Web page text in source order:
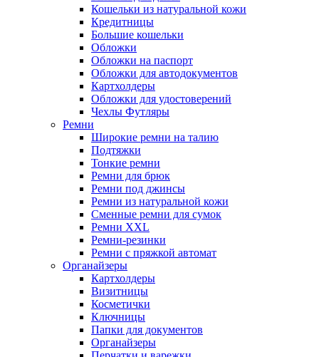
Кошельки из натуральной кожи
Кредитницы
Большие кошельки
Обложки
Обложки на паспорт
Обложки для автодокументов
Картхолдеры
Обложки для удостоверений
Чехлы Футляры
Ремни
Широкие ремни на талию
Подтяжки
Тонкие ремни
Ремни для брюк
Ремни под джинсы
Ремни из натуральной кожи
Сменные ремни для сумок
Ремни XXL
Ремни-резинки
Ремни с пряжкой автомат
Органайзеры
Картхолдеры
Визитницы
Косметички
Ключницы
Папки для документов
Органайзеры